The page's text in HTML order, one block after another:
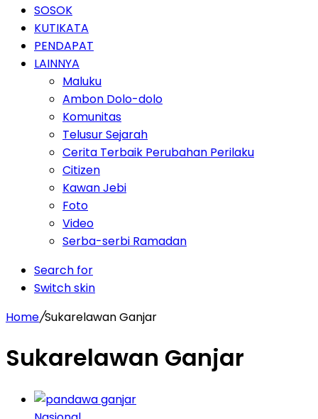
SOSOK
KUTIKATA
PENDAPAT
LAINNYA
Maluku
Ambon Dolo-dolo
Komunitas
Telusur Sejarah
Cerita Terbaik Perubahan Perilaku
Citizen
Kawan Jebi
Foto
Video
Serba-serbi Ramadan
Search for
Switch skin
Home/Sukarelawan Ganjar
Sukarelawan Ganjar